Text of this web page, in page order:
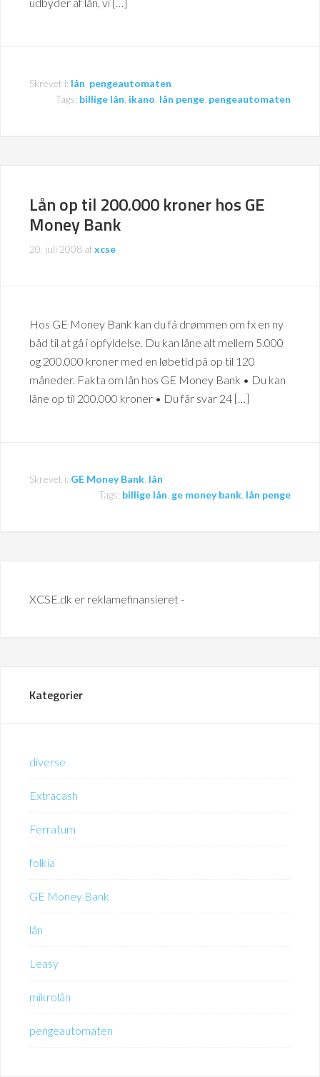
Skrevet i: lån pengeautomaten
Tags: billige lån ikano lån penge pengeautomaten
Lån op til 200.000 kroner hos GE
Money Bank
20. juli 2008 afxcse
Hos GE Money Bank kan du få drømmen om fx en ny
båd til at gå i opfyldelse. Du kan låne alt mellem 5.000
og 200.000 kroner med en løbetid på op til 120
måneder. Fakta om lån hos GE Money Bank • Du kan
låne op til 200.000 kroner • Du får svar 24 […]
Skrevet i: GE Money Bank lån
Tags: billige lån ge money bank lån penge
XCSE.dk er reklamefinansieret -
Kategorier
diverse
Extracash
Ferratum
folkia
GE Money Bank
lån
Leasy
mikrolån
pengeautomaten